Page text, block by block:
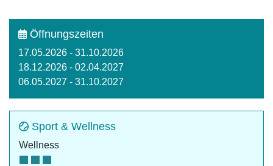
Öffnungszeiten
17.05.2026 - 31.10.2026
18.12.2026 - 02.04.2027
06.05.2027 - 31.10.2027
Sport & Wellness
Wellness